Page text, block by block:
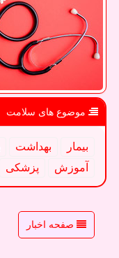
موضوع های سلامت
بیمار بهداشت
آموزش
پزشكی
صفحه اخبار